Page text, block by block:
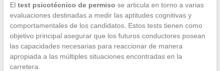
El test psicotécnico de permiso se articula en torno a varias
evaluaciones destinadas a medir las aptitudes cognitivas y
comportamentales de los candidatos. Estos tests tienen como
objetivo principal asegurar que los futuros conductores posean
las capacidades necesarias para reaccionar de manera
apropiada a las múltiples situaciones encontradas en la
carretera.